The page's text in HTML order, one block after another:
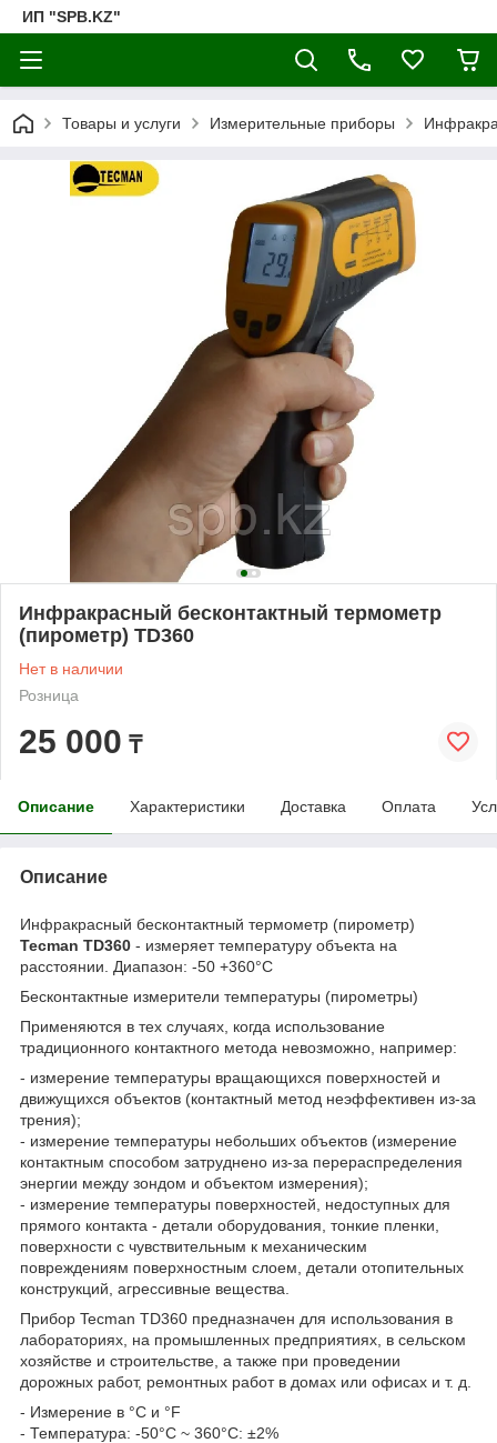
ИП "SPB.KZ"
Товары и услуги Измерительные приборы
Инфракрасный бесконтактный термометр
(пирометр) TD360
Нет в наличии
Розница
25 000 ₸
Описание Характеристики Доставка Оплата
Описание
Инфракрасный бесконтактный термометр (пирометр)
Tecman TD360 - измеряет температуру объекта на
расстоянии. Диапазон: -50 +360°С
Бесконтактные измерители температуры (пирометры)
Применяются в тех случаях, когда использование
традиционного контактного метода невозможно, например:
- измерение температуры вращающихся поверхностей и
движущихся объектов (контактный метод неэффективен из-за
трения);
- измерение температуры небольших объектов (измерение
контактным способом затруднено из-за перераспределения
энергии между зондом и объектом измерения);
- измерение температуры поверхностей, недоступных для
прямого контакта - детали оборудования, тонкие пленки,
поверхности с чувствительным к механическим
повреждениям поверхностным слоем, детали отопительных
конструкций, агрессивные вещества.
Прибор Tecman TD360 предназначен для использования в
лабораториях, на промышленных предприятиях, в сельском
хозяйстве и строительстве, а также при проведении
дорожных работ, ремонтных работ в домах или офисах и т. д.
- Измерение в °С и °F
- Температура: -50°С ~ 360°С: ±2%